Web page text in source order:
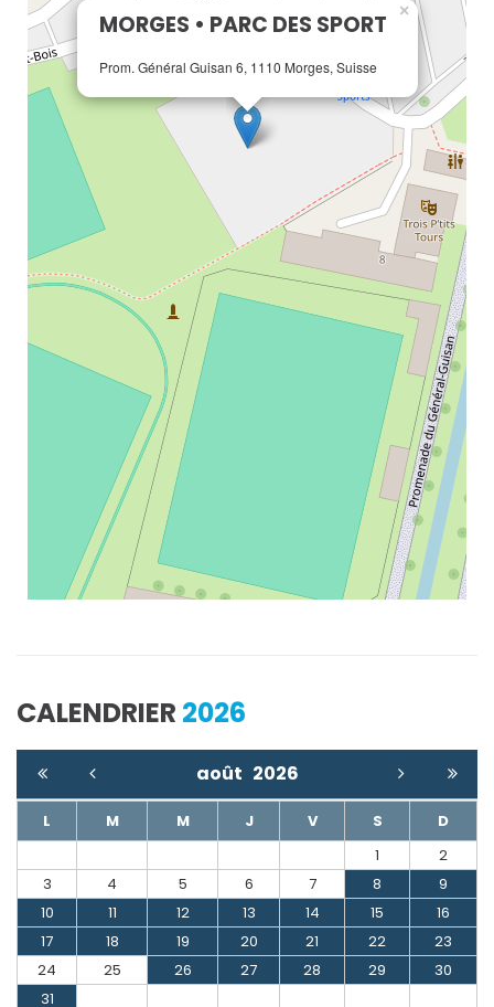
MORGES • PARC DES SPORT
Prom. Général Guisan 6, 1110 Morges, Suisse
×
CALENDRIER 2026
août 2026
L M M J V S
D
1
2
3
4 5 6 7 8
9
10
11 12 13 14 15
16
17
18 19 20 21 22
23
24
25 26 27 28 29
30
31